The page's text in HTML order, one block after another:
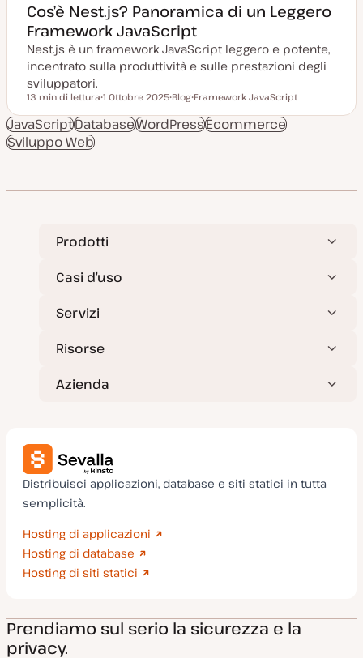
Cos’è Nest.js? Panoramica di un Leggero
Framework JavaScript
Nest.js è un framework JavaScript leggero e potente,
incentrato sulla produttività e sulle prestazioni degli
sviluppatori.
Tempo di lettura
13 min di lettura
a
t
o
a
1 Ottobre 2025
o
s
Blog
r
g
o
Framework JavaScript
JavaScriptDatabaseWordPressEcommerce
Sviluppo Web
Prodotti
Casi d’uso
Servizi
Risorse
Azienda
Distribuisci applicazioni, database e siti statici in tutta
semplicità.
Hosting di applicazioni
Hosting di database
Hosting di siti statici
Prendiamo sul serio la sicurezza e la
privacy.